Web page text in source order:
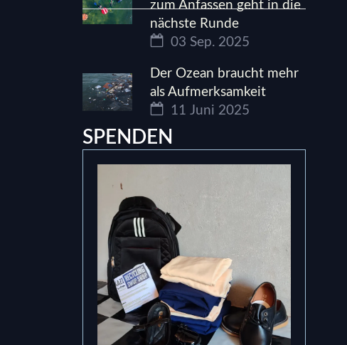
zum Anfassen geht in die
nächste Runde
03 Sep. 2025
Der Ozean braucht mehr
als Aufmerksamkeit
11 Juni 2025
SPENDEN